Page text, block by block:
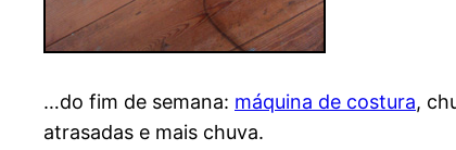
…do fim de semana: máquina de costura,
atrasadas e mais chuva.